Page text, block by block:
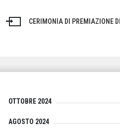
CERIMONIA DI PREMIAZIONE
OTTOBRE 2024
AGOSTO 2024